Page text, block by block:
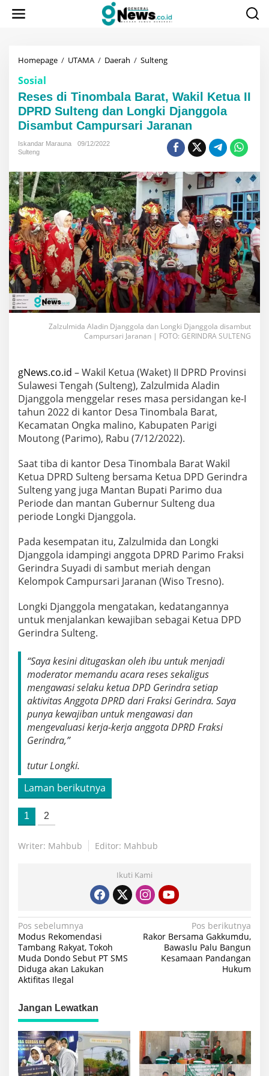
Homepage / UTAMA / Daerah / SultengReses
Barat,
Wakil
Ketua
II
Sulteng
dan
Djanggola
Disambut
Campursari
Jaranan
Sosial
Reses di Tinombala Barat, Wakil Ketua II
DPRD Sulteng dan Longki Djanggola
Disambut Campursari Jaranan
Iskandar Marauna
09/12/2022
Sulteng
Zalzulmida Aladin Djanggola dan Longki Djanggola disambut
Campursari Jaranan | FOTO: GERINDRA SULTENG
gNews.co.id – Wakil Ketua (Waket) II DPRD Provinsi
Sulawesi Tengah (Sulteng), Zalzulmida Aladin
Djanggola menggelar reses masa persidangan ke-I
tahun 2022 di kantor Desa Tinombala Barat,
Kecamatan Ongka malino, Kabupaten Parigi
Moutong (Parimo), Rabu (7/12/2022).
Saat tiba di kantor Desa Tinombala Barat Wakil
Ketua DPRD Sulteng bersama Ketua DPD Gerindra
Sulteng yang juga Mantan Bupati Parimo dua
Periode dan mantan Gubernur Sulteng dua
periode Longki Djanggola.
Pada kesempatan itu, Zalzulmida dan Longki
Djanggola idampingi anggota DPRD Parimo Fraksi
Gerindra Suyadi di sambut meriah dengan
Kelompok Campursari Jaranan (Wiso Tresno).
Longki Djanggola mengatakan, kedatangannya
untuk menjalankan kewajiban sebagai Ketua DPD
Gerindra Sulteng.
“Saya kesini ditugaskan oleh ibu untuk menjadi
moderator memandu acara reses sekaligus
mengawasi selaku ketua DPD Gerindra setiap
aktivitas Anggota DPRD dari Fraksi Gerindra. Saya
punya kewajiban untuk mengawasi dan
mengevaluasi kerja-kerja anggota DPRD Fraksi
Gerindra,”
tutur Longki.
Laman berikutnya
1 2
Writer: Mahbub Editor: Mahbub
Ikuti Kami
Navigasi
pos
Pos sebelumnya
Modus Rekomendasi
Tambang Rakyat, Tokoh
Muda Dondo Sebut PT SMS
Diduga akan Lakukan
Aktifitas Ilegal
Pos berikutnya
Rakor Bersama Gakkumdu,
Bawaslu Palu Bangun
Kesamaan Pandangan
Hukum
Jangan Lewatkan